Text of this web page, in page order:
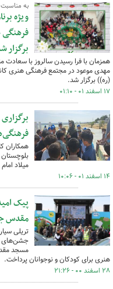
به
ویژه
فرهنگی
برگزار
همزمان با فرا رسیدن سالروز با
مهدی موعود در مجتمع فرهنگی هنری
(ره)) برگزار شد.
۱۷ اسفند ۰۱ - ۰۱:۱۰
همکاران
بلوچستان
میلاد
۱۴ اسفند ۰۱ - ۱۰:۰۶
پیک
مقدس
تریلی
جشن‌های
مسجد
هنری برای کودکان و نوجوانان پرداخت.
۲۸ اسفند ۰۰ - ۲۱:۲۶